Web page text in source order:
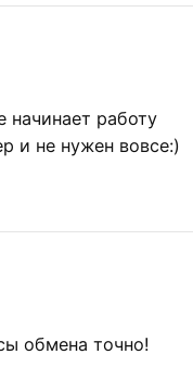
начинает работу
и не нужен вовсе:)
обмена точно!